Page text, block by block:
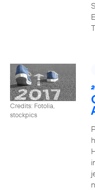
Credits: Fotolia,
stockpics